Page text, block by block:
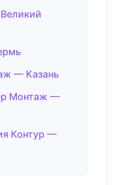
— Казань
Монтаж —
Контур —